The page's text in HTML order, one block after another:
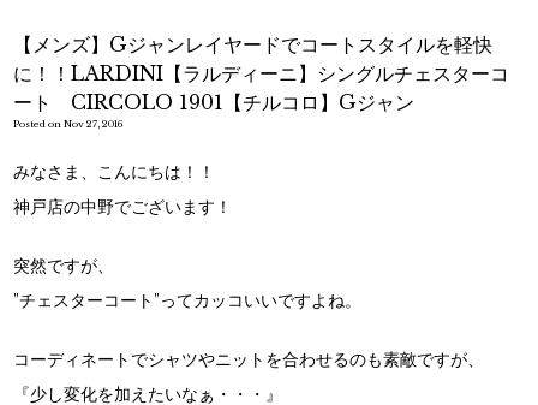
【メンズ】Gジャンレイヤードでコートスタイルを軽快
に！！LARDINI【ラルディーニ】シングルチェスターコ
ート CIRCOLO 1901【チルコロ】Gジャン
Posted on Nov 27, 2016
みなさま、こんにちは！！
神戸店の中野でございます！
突然ですが、
”チェスターコート”ってカッコいいですよね。
コーディネートでシャツやニットを合わせるのも素敵ですが、
『少し変化を加えたいなぁ・・・』